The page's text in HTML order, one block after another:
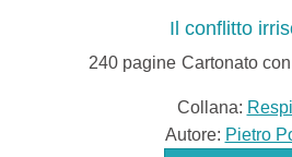
Il conflitto
240 pagine Cartonato
Collana:
Autore: Pietro